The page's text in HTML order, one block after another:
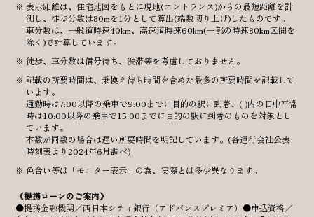
表示距離は、住宅地図をもとに現地(エントランス)からの最短距離を計
測し、徒歩分数は80mを1分として算出(端数切り上げ)したものです。
車分数は、一般道時速40km、高速道時速60km(一部の時速80km区間を
除く)で計算しています。
徒歩、車分数は信号待ち、渋滞等を考慮しておりません。
記載の所要時間は、乗換え待ち時間を含めた最多の所要時間を記載して
います。
通勤時は7:00以降の乗車で9:00までに目的の駅に到着、( )内の日中平常
時は10:00以降の乗車で15:00までに目的の駅に到着のものを対象とし
ています。
本数が同数の場合は遅い所要時間を明記しています。(各運行会社公表
時刻表より2024年6月調べ)
色合い等は「モニター表示」の為、実際とは多少異なります。
《提携ローンのご案内》
●提携金融機関／西日本シティ銀行（アドバンスプレミア）●申込資格／